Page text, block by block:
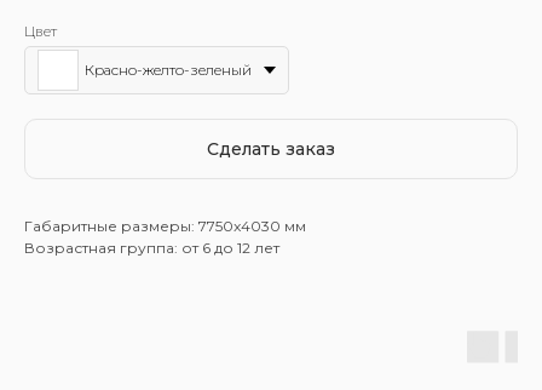
Цвет
Красно-желто-зеленый
Сделать заказ
Габаритные размеры: 7750x4030 мм
Возрастная группа: от 6 до 12 лет